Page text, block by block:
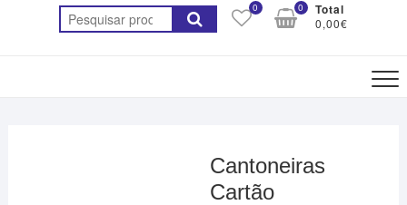
(Portugal Continental) PORTES GRÁTIS EM COMPRAS >
Pesquisar
por:
0 Total
0,00€
0
Cantoneiras
Cartão